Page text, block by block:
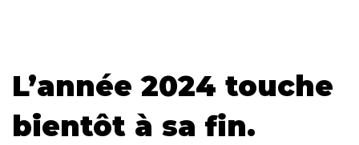
L’année 2024 touche
bientôt à sa fin.